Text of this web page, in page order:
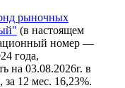
рыночных
(в настоящем
номер —
года,
на 03.08.2026г. в
за 12 мес. 16,23%.